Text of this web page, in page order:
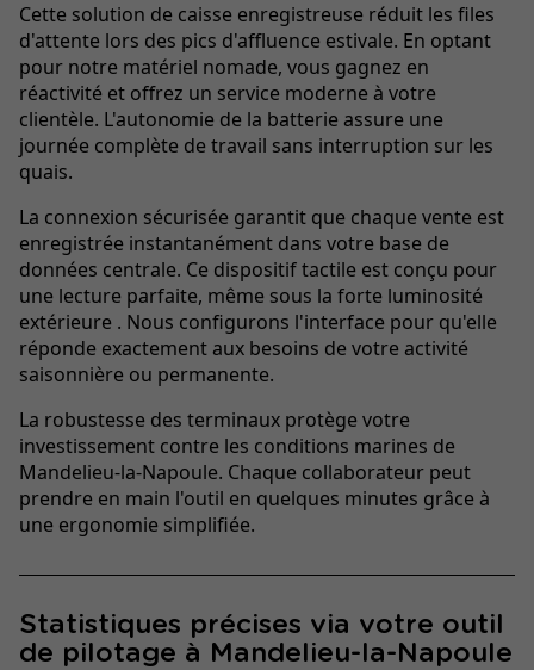
Cette solution de caisse enregistreuse réduit les files
d'attente lors des pics d'affluence estivale. En optant
pour notre matériel nomade, vous gagnez en
réactivité et offrez un service moderne à votre
clientèle. L'autonomie de la batterie assure une
journée complète de travail sans interruption sur les
quais.
La connexion sécurisée garantit que chaque vente est
enregistrée instantanément dans votre base de
données centrale. Ce dispositif tactile est conçu pour
une lecture parfaite, même sous la forte luminosité
extérieure . Nous configurons l'interface pour qu'elle
réponde exactement aux besoins de votre activité
saisonnière ou permanente.
La robustesse des terminaux protège votre
investissement contre les conditions marines de
Mandelieu-la-Napoule. Chaque collaborateur peut
prendre en main l'outil en quelques minutes grâce à
une ergonomie simplifiée.
Statistiques précises via votre outil
de pilotage à Mandelieu-la-Napoule